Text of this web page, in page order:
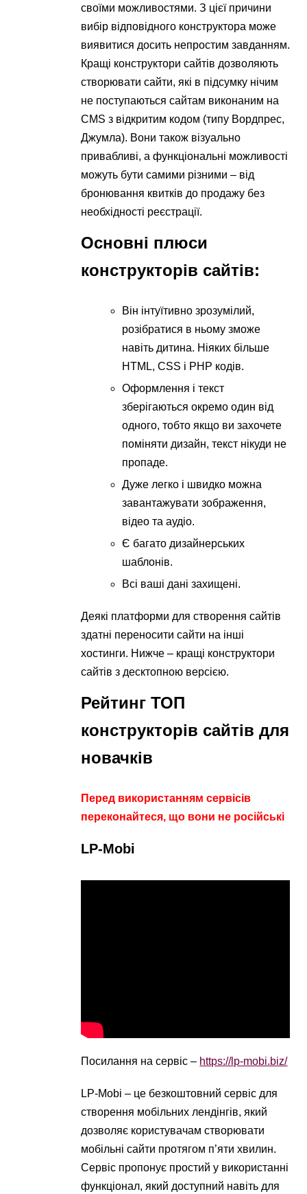
своїми можливостями. З цієї причини
вибір відповідного конструктора може
виявитися досить непростим завданням.
Кращі конструктори сайтів дозволяють
створювати сайти, які в підсумку нічим
не поступаються сайтам виконаним на
CMS з відкритим кодом (типу Вордпрес,
Джумла). Вони також візуально
привабливі, а функціональні можливості
можуть бути самими різними – від
бронювання квитків до продажу без
необхідності реєстрації.
Основні плюси
конструкторів сайтів:
Він інтуїтивно зрозумілий,
розібратися в ньому зможе
навіть дитина. Ніяких більше
HTML, CSS і PHP кодів.
Оформлення і текст
зберігаються окремо один від
одного, тобто якщо ви захочете
поміняти дизайн, текст нікуди не
пропаде.
Дуже легко і швидко можна
завантажувати зображення,
відео та аудіо.
Є багато дизайнерських
шаблонів.
Всі ваші дані захищені.
Деякі платформи для створення сайтів
здатні переносити сайти на інші
хостинги. Нижче – кращі конструктори
сайтів з десктопною версією.
Рейтинг ТОП
конструкторів сайтів для
новачків
Перед використанням сервісів
переконайтеся, що вони не російські
LP-Mobi
Посилання на сервіс – https://lp-mobi.biz/
LP-Mobi – це безкоштовний сервіс для
створення мобільних лендінгів, який
дозволяє користувачам створювати
мобільні сайти протягом п’яти хвилин.
Сервіс пропонує простий у використанні
функціонал, який доступний навіть для